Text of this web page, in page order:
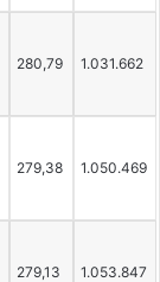
280,79 1.031.662
279,38 1.050.469
279,13 1.053.847